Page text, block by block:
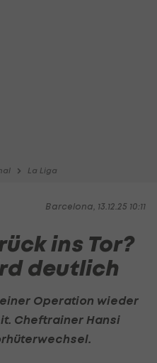
La Liga
Barcelona, 13.12.25 10:11
ins Tor?
deutlich
Operation wieder
Cheftrainer Hansi